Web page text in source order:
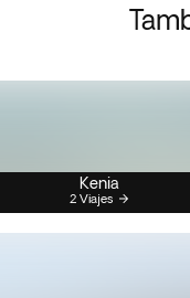
Kenia
2 Viajes